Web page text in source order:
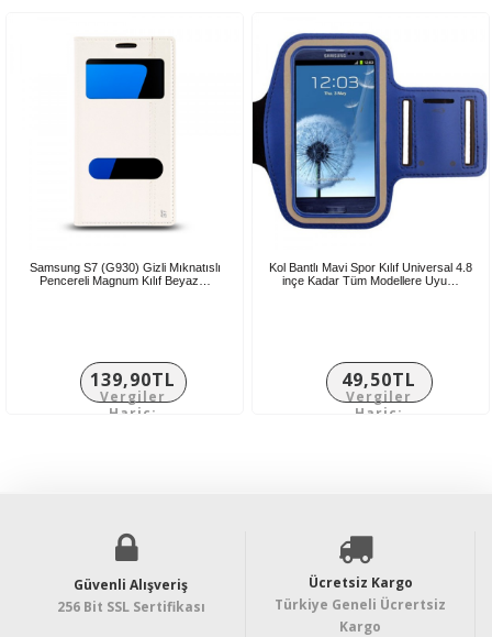
Samsung S7 (G930) Gizli Mıknatıslı
Pencereli Magnum Kılıf Beyaz…
139,90TL
Vergiler
Hariç:
Kol Bantlı Mavi Spor Kılıf Universal 4.8
inçe Kadar Tüm Modellere Uyu…
49,50TL
Vergiler
Hariç:
Güvenli Alışveriş
256 Bit SSL Sertifikası
Ücretsiz Kargo
Türkiye Geneli Ücrertsiz
Kargo